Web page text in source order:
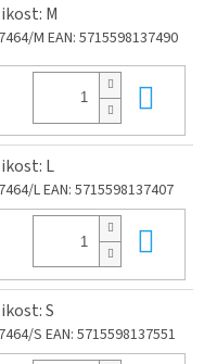
M
M EAN: 5715598137490
L
LEAN: 5715598137407
S
SEAN: 5715598137551